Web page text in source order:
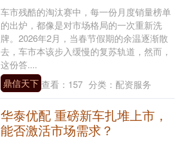
车市残酷的淘汰赛中，每一份月度销量榜单
的出炉，都像是对市场格局的一次重新洗
牌。2026年2月，当春节假期的余温逐渐散
去，车市本该步入缓慢的复苏轨道，然而，
这份答....
鼎信天下查看： 157 分类： 配资服务
华泰优配 重磅新车扎堆上市，
能否激活市场需求？